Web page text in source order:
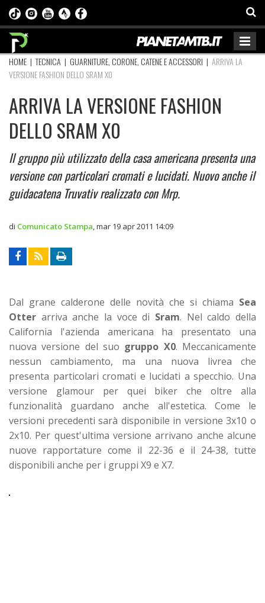
HOME |TECNICA | GUARNITURE, CORONE, CATENE E ACCESSORI | ARRIVA LA
VERSIONE FASHION DELLO SRAM X0
ARRIVA LA VERSIONE FASHION
DELLO SRAM X0
Il gruppo più utilizzato della casa americana presenta una
versione con particolari cromati e lucidati. Nuovo anche il
guidacatena Truvativ realizzato con Mrp.
di Comunicato Stampa mar 19 apr 2011 14:09
Dal grane calderone delle novità che si chiama Sea
Otter arriva anche la voce di Sram. Nel caldo della
California l'azienda americana ha presentato una
nuova versione del suo gruppo X0. Meccanicamente
nessun cambiamento, ma una nuova livrea che
presenta particolari cromati e lucidati a specchio. Una
versione glamour per quei biker che oltre alla
funzionalità guardano anche all'estetica. Come le
versioni precedenti sarà disponibile in versione 3x10 o
2x10. Per quest'ultima versione arrivano anche alcune
nuove rapportature come il 22-36 e il 24-38, tutte
disponibili anche per i gruppi X9 e X7.